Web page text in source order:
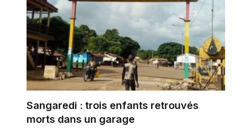
Sangaredi : trois enfants retrouvés
morts dans un garage